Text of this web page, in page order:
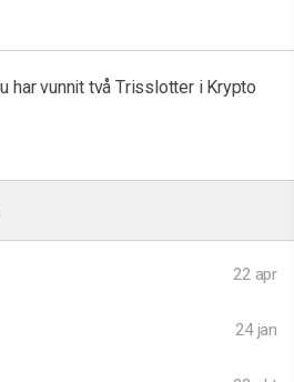
har vunnit två Trisslotter i Krypto
22 apr
24 jan